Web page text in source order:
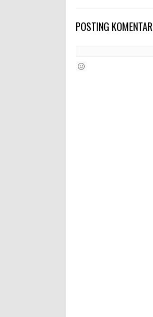
POSTING KOMENTAR